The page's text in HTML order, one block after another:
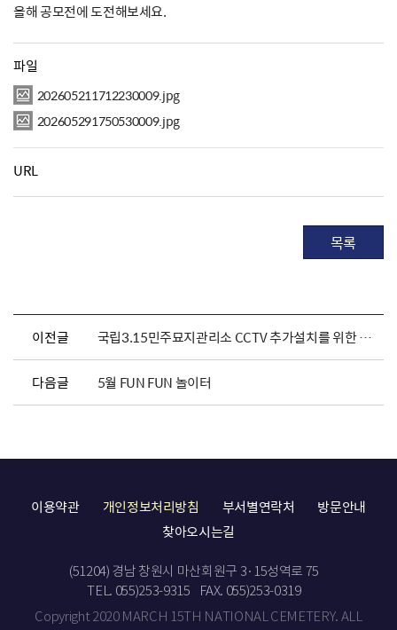
올해 공모전에 도전해보세요.
파일
202605211712230009.jpg
202605291750530009.jpg
URL
목록
이전글 국립3.15민주묘지관리소 CCTV 추가설치를 위한 행정예고
다음글 5월 FUN FUN 놀이터
이용약관 개인정보처리방침 부서별연락처
방문안내
찾아오시는길
(51204) 경남 창원시 마산회원구 3·15성역로 75
TEL. 055)253-9315
FAX. 055)253-0319
Copyright 2020 MARCH 15TH NATIONAL CEMETERY. ALL